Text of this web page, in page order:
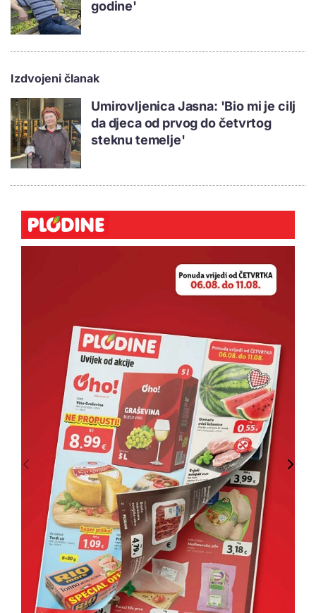
godine'
Izdvojeni članak
Umirovljenica Jasna: 'Bio mi je cilj
da djeca od prvog do četvrtog
steknu temelje'